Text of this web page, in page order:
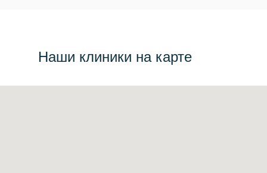
Наши клиники на карте